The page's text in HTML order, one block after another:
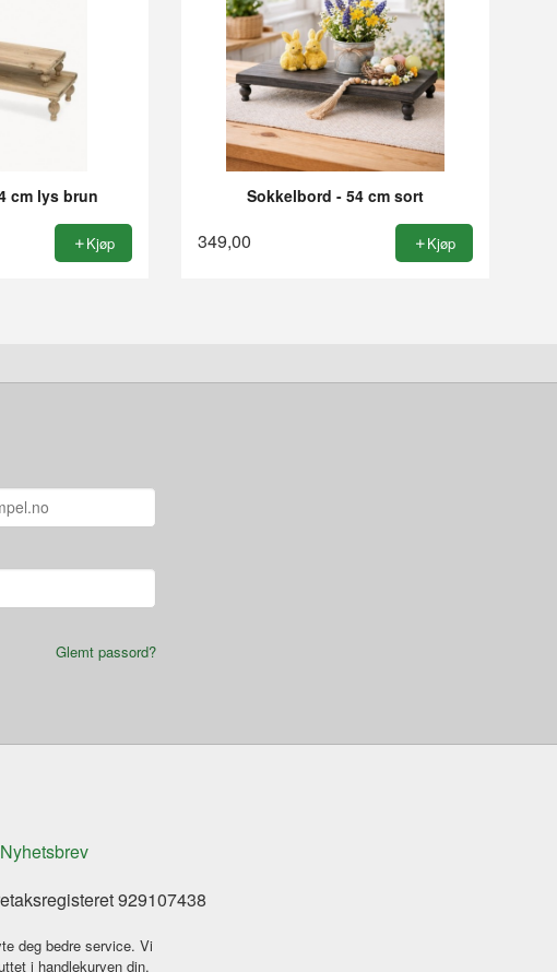
cm lys brun
Kjøp
Sokkelbord - 54 cm sort
349,00 Kjøp
Glemt passord?
Nyhetsbrev
929107438
deg bedre service. Vi
i handlekurven din.